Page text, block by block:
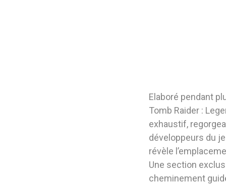
Elaboré pendant
Tomb Raider :
exhaustif,
développeurs du
révèle
Une section
cheminement